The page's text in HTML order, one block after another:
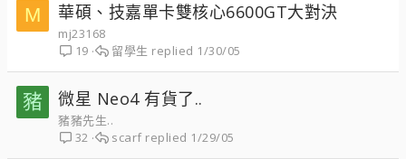
M 華碩、技嘉單卡雙核心6600GT大對決
mj23168
19
1/30/05
留學生
豬 微星 Neo4 有貨了..
豬豬先生..
32
1/29/05
scarf